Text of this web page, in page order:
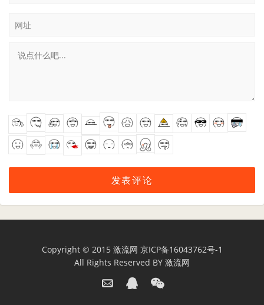
网址
Copyright © 2015 激流网 京ICP备16043762号-1
All Rights Reserved BY 激流网